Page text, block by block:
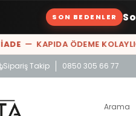
SON BEDENLER
— KAPIDA ÖDEME KOLAYLIĞI
Sipariş Takip 0850 305 66 77